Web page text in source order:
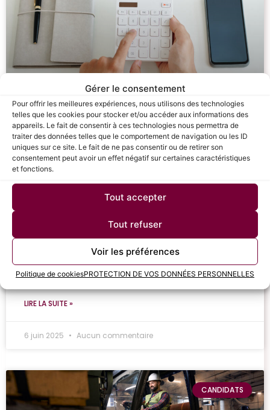
Gérer le consentement
Pour offrir les meilleures expériences, nous utilisons des technologies
telles que les cookies pour stocker et/ou accéder aux informations des
appareils. Le fait de consentir à ces technologies nous permettra de
traiter des données telles que le comportement de navigation ou les ID
uniques sur ce site. Le fait de ne pas consentir ou de retirer son
consentement peut avoir un effet négatif sur certaines caractéristiques
et fonctions.
Tout accepter
Tout refuser
Voir les préférences
Politique de cookiesPROTECTION DE VOS DONNÉES PERSONNELLES
L’Équivalent Temps Plein (ETP) :
Tout ce que les RH doivent savoir
en 2025
Savez-vous combien d’ETP sont réellement
nécessaires pour atteindre vos objectifs ?
stratégique incontournable pour les ressources
optimiser vos effectifs tout en maîtrisant vos
budgets. Ce guide détaillé vous explique comment
utiliser l’ETP pour transformer vos
LIRE LA SUITE »
6 juin 2025 Aucun commentaire
CANDIDATS